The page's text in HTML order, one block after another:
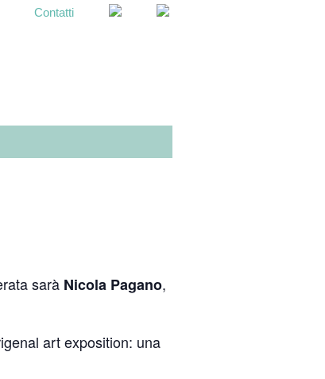
Contatti
sarà Nicola Pagano,
art exposition: una